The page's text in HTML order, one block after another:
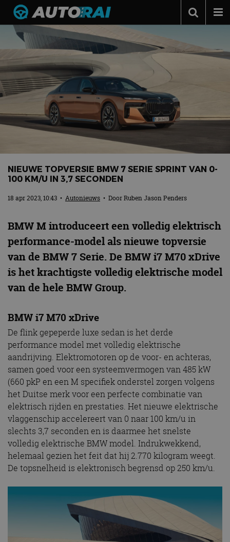
Autonieuws
Podcast
Autotests
Automerken
Adverteren
Contact
MotorRAI.nl
NIEUWE TOPVERSIE BMW 7 SERIE SPRINT VAN 0-
100 KM/U IN 3,7 SECONDEN
18 apr 2023, 10:43 • Autonieuws • DoorRuben Jason Penders
BMW M introduceert een volledig elektrisch
performance-model als nieuwe topversie
van de BMW 7 Serie. De BMW i7 M70 xDrive
is het krachtigste volledig elektrische model
van de hele BMW Group.
BMW i7 M70 xDrive
De flink gepeperde luxe sedan is het derde
performance model met volledig elektrische
aandrijving. Elektromotoren op de voor- en achteras,
samen goed voor een systeemvermogen van 485 kW
(660 pkP en een M specifiek onderstel zorgen volgens
het Duitse merk voor een perfecte combinatie van
elektrisch rijden en prestaties. Het nieuwe elektrische
vlaggenschip accelereert van 0 naar 100 km/u in
slechts 3,7 seconden en is daarmee het snelste
volledig elektrische BMW model. Indrukwekkend,
helemaal gezien het feit dat hij 2.770 kilogram weegt.
De topsnelheid is elektronisch begrensd op 250 km/u.